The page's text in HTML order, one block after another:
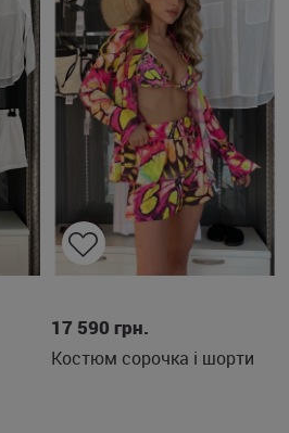
17 590 грн.
Костюм сорочка і шорти